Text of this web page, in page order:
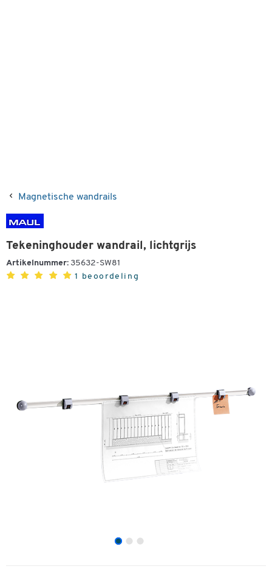
Magnetische wandrails
Tekeninghouder wandrail, lichtgrijs
Artikelnummer: 35632-SW81
1 beoordeling